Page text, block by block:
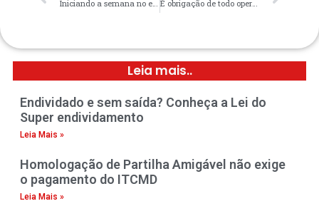
É obrigação de todo operador do direito manter-se atualizado
Leia mais..
Endividado e sem saída? Conheça a Lei do
Super endividamento
Leia Mais »
Homologação de Partilha Amigável não exige
o pagamento do ITCMD
Leia Mais »